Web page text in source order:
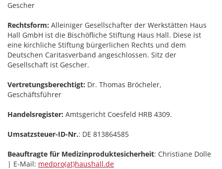
Gescher
Rechtsform: Alleiniger Gesellschafter der Werkstätten Haus
Hall GmbH ist die Bischöfliche Stiftung Haus Hall. Diese ist
eine kirchliche Stiftung bürgerlichen Rechts und dem
Deutschen Caritasverband angeschlossen. Sitz der
Gesellschaft ist Gescher.
Vertretungsberechtigt: Dr. Thomas Bröcheler,
Geschäftsführer
Handelsregister: Amtsgericht Coesfeld HRB 4309.
Umsatzsteuer-ID-Nr.: DE 813864585
Beauftragte für Medizinproduktesicherheit: Christiane Dolle
| E-Mail: medpro(at)haushall.de